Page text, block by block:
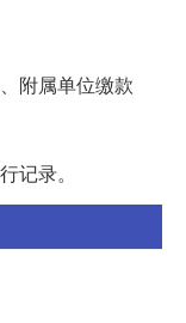
附属单位缴款
记录。